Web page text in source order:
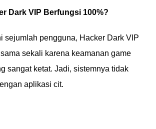
Dark VIP Berfungsi 100%?
sejumlah pengguna, Hacker Dark VIP
sama sekali karena keamanan game
sangat ketat. Jadi, sistemnya tidak
aplikasi cit.